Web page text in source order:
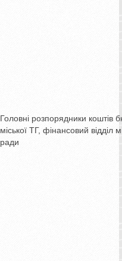
Головні розпорядники коштів
міської ТГ, фінансовий відділ
ради